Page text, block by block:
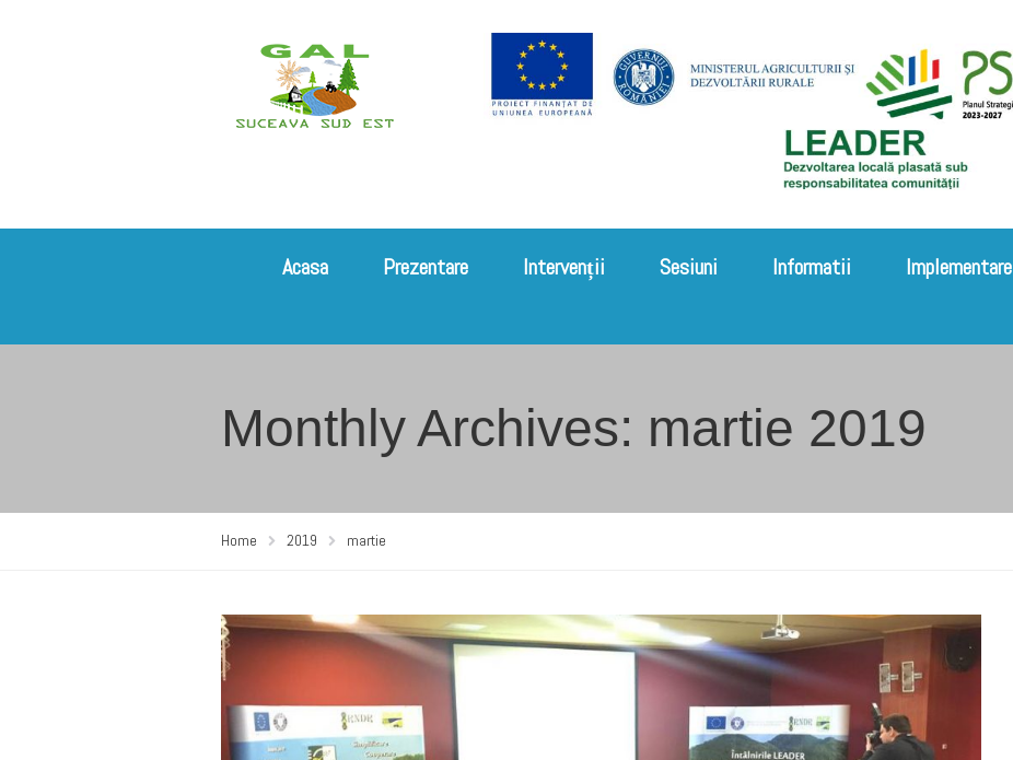
Acasa Prezentare Intervenții Sesiuni Informatii Implementare
Monthly Archives: martie 2019
Home 2019 martie